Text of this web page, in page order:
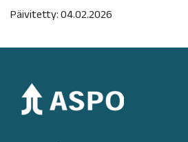
Päivitetty: 04.02.2026